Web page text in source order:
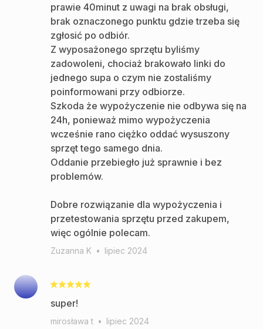
prawie 40minut z uwagi na brak obsługi,
brak oznaczonego punktu gdzie trzeba się
zgłosić po odbiór.
Z wyposażonego sprzętu byliśmy
zadowoleni, chociaż brakowało linki do
jednego supa o czym nie zostaliśmy
poinformowani przy odbiorze.
Szkoda że wypożyczenie nie odbywa się na
24h, ponieważ mimo wypożyczenia
wcześnie rano ciężko oddać wysuszony
sprzęt tego samego dnia.
Oddanie przebiegło już sprawnie i bez
problemów.
Dobre rozwiązanie dla wypożyczenia i
przetestowania sprzętu przed zakupem,
więc ogólnie polecam.
Zuzanna K • lipiec 2024
super!
mirosława t • lipiec 2024